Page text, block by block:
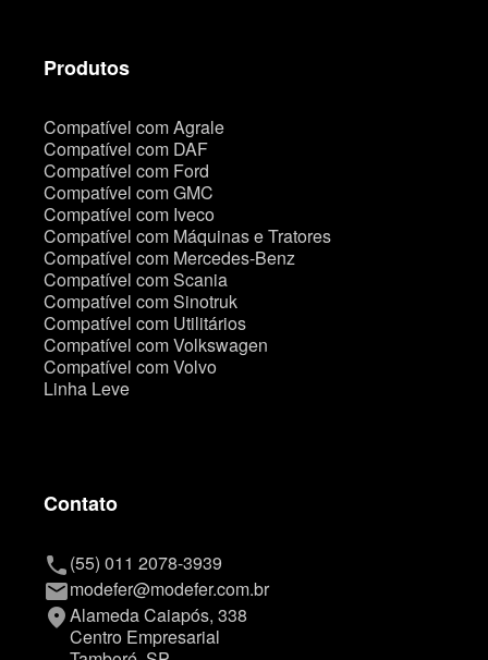
Produtos
Compatível com Agrale
Compatível com DAF
Compatível com Ford
Compatível com GMC
Compatível com Iveco
Compatível com Máquinas e Tratores
Compatível com Mercedes-Benz
Compatível com Scania
Compatível com Sinotruk
Compatível com Utilitários
Compatível com Volkswagen
Compatível com Volvo
Linha Leve
Contato
phone(55) 011 2078-3939
mailmodefer@modefer.com.br
placeAlameda Caiapós, 338
Centro Empresarial